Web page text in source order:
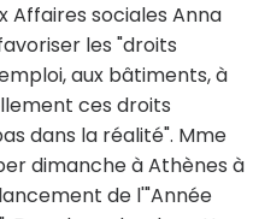
Affaires sociales Anna
les "droits
aux bâtiments, à
ces droits
dans la réalité". Mme
dimanche à Athènes à
de l'"Année